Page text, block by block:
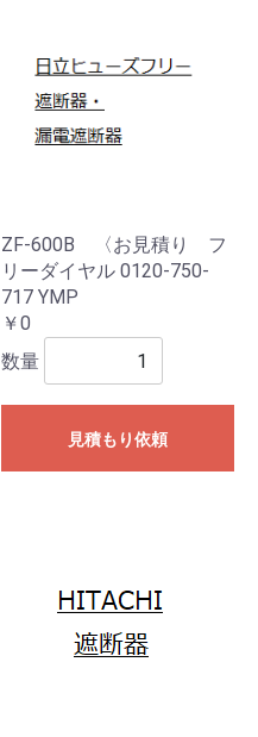
ZF-600B 〈お見積り フ
リーダイヤル 0120-750-
717 YMP
￥0
数量
見積もり依頼